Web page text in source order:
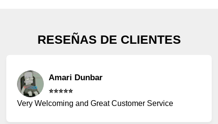
RESEÑAS DE CLIENTES
Amari Dunbar
⭐️⭐️⭐️⭐️⭐️
Very Welcoming and Great Customer Service